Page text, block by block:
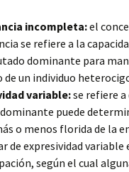
incompleta:el
se refiere a la
dominante para
un individuo
variable:se refiere
puede
o menos florida de la
de expresividad variable
según el cual